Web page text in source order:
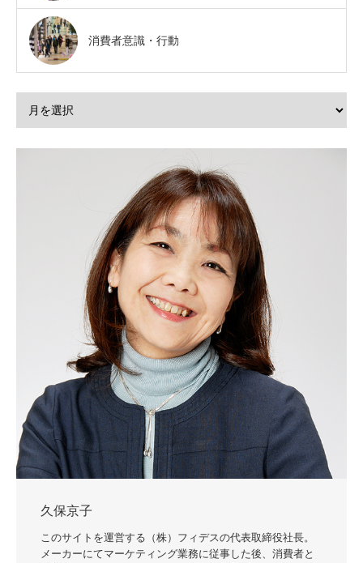
消費者意識・行動
久保京子
このサイトを運営する（株）フィデスの代表取締役社長。
メーカーにてマーケティング業務に従事した後、消費者と